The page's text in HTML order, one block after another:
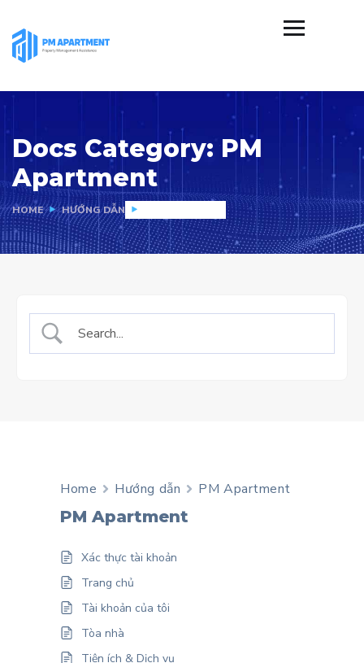
Docs Category: PM
Apartment
HOME HƯỚNG DẪN
Home Hướng dẫn PM Apartment
PM Apartment
Xác thực tài khoản
Trang chủ
Tài khoản của tôi
Tòa nhà
Tiện ích & Dịch vụ